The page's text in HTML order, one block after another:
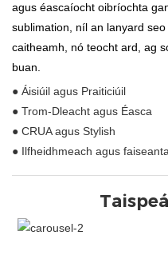
agus éascaíocht oibríochta
sublimation, níl an lanyard
caitheamh, nó teocht ard, ag
buan.
● Áisiúil agus Praiticiúil
● Trom-Dleacht agus Éasca
● CRUA agus Stylish
● Ilfheidhmeach agus faiseanta